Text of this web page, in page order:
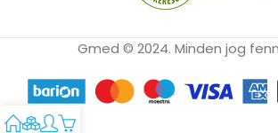
Gmed © 2024. Minden jog